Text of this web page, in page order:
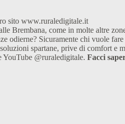
sito www.ruraledigitale.it
Brembana, come in molte altre
odierne? Sicuramente chi vuole
spartane, prive di comfort
YouTube @ruraledigitale. Facci